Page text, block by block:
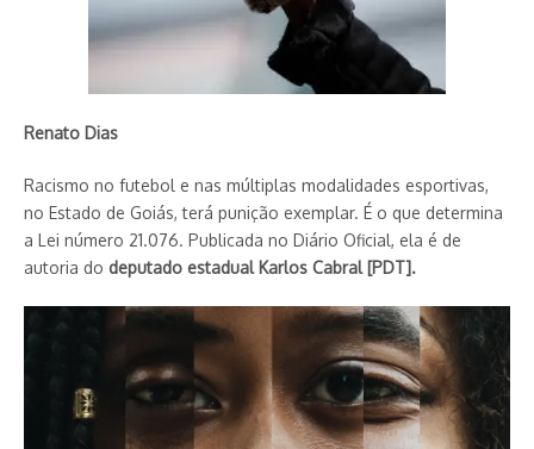
Renato Dias
Racismo no futebol e nas múltiplas modalidades esportivas,
no Estado de Goiás, terá punição exemplar. É o que determina
a Lei número 21.076. Publicada no Diário Oficial, ela é de
autoria do deputado estadual Karlos Cabral [PDT].